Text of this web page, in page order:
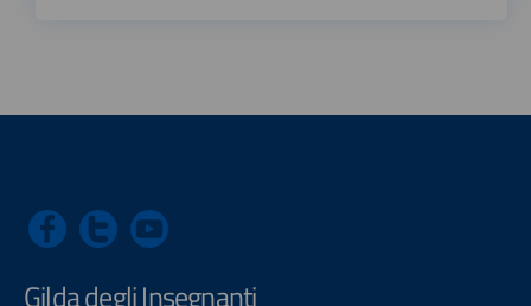
Gilda degli Insegnanti